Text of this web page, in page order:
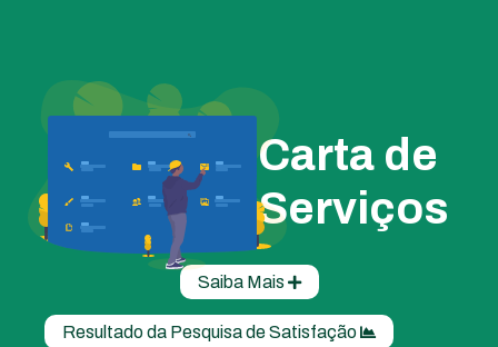
Carta de
Serviços
Saiba Mais
Resultado da Pesquisa de Satisfação